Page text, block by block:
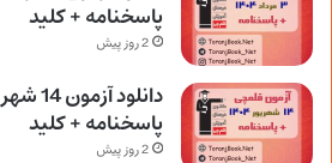
پاسخنامه + کلید
2 روز پیش
پاسخنامه + کلید
2 روز پیش